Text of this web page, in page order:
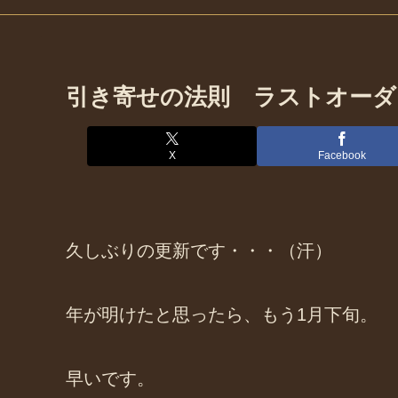
引き寄せの法則 ラストオー
X Facebook
久しぶりの更新です・・・（汗）
年が明けたと思ったら、もう1月下旬。
早いです。